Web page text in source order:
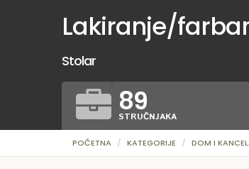
POČETNA KATEGORIJE DOM I
Lakiranje/
Stolar
89
STRUČNJAKA